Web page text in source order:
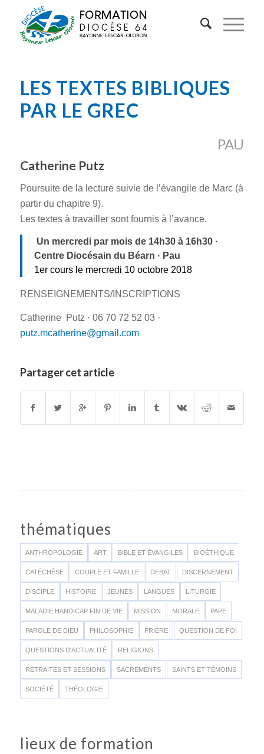
LES TEXTES BIBLIQUES
PAR LE GREC
PAU
Catherine Putz
Poursuite de la lecture suivie de l’évangile de Marc (à
partir du chapitre 9).
Les textes à travailler sont fournis à l’avance.
Un mercredi par mois de 14h30 à 16h30 ·
Centre Diocésain du Béarn · Pau
1er cours le mercredi 10 octobre 2018
RENSEIGNEMENTS/INSCRIPTIONS
Catherine Putz · 06 70 72 52 03 ·
putz.mcatherine@gmail.com
Partager cet article
thématiques
ANTHROPOLOGIE ART BIBLE ET ÉVANGILES BIOÉTHIQUE
CATÉCHÈSE COUPLE ET FAMILLE DEBAT DISCERNEMENT
DISCIPLE HISTOIRE JEUNES LANGUES LITURGIE
MALADIE HANDICAP FIN DE VIE MISSION MORALE PAPE
PAROLE DE DIEU PHILOSOPHIE PRIÈRE QUESTION DE FOI
QUESTIONS D'ACTUALITÉ RELIGIONS
RETRAITES ET SESSIONS SACREMENTS SAINTS ET TÉMOINS
SOCIÉTÉ THÉOLOGIE
lieux de formation